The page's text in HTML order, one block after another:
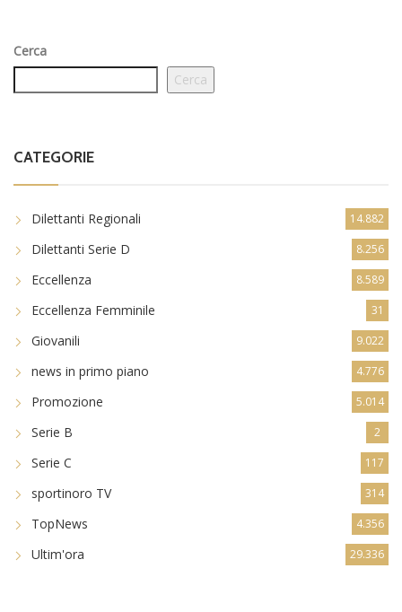
Cerca
Cerca
CATEGORIE
Dilettanti Regionali 14.882
Dilettanti Serie D 8.256
Eccellenza 8.589
Eccellenza Femminile 31
Giovanili 9.022
news in primo piano 4.776
Promozione 5.014
Serie B 2
Serie C 117
sportinoro TV 314
TopNews 4.356
Ultim'ora 29.336